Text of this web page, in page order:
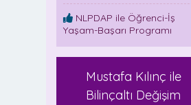
NLPDAP ile Öğrenci-İş
Yaşam-Başarı Programı
Mustafa Kılınç ile
Bilinçaltı Değişim